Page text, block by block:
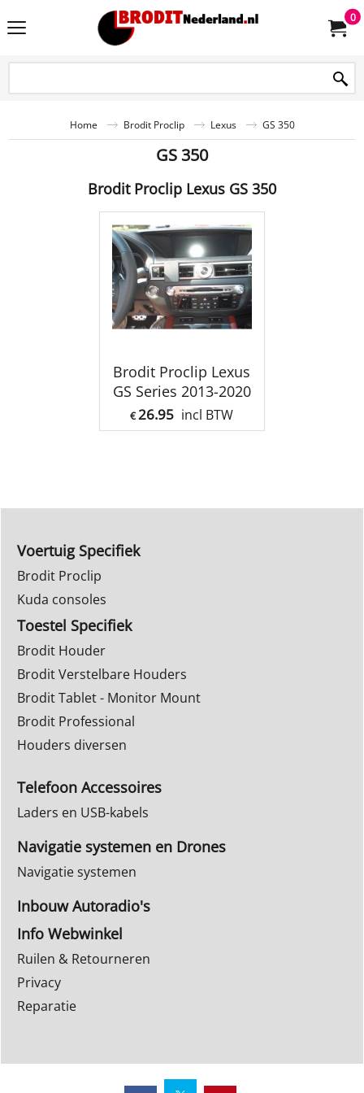
0
Home Brodit Proclip Lexus GS 350
GS 350
Brodit Proclip Lexus GS 350
Brodit Proclip Lexus
GS Series 2013-2020
€ 26.95 incl BTW
Voertuig Specifiek
Brodit Proclip
Kuda consoles
Toestel Specifiek
Brodit Houder
Brodit Verstelbare Houders
Brodit Tablet - Monitor Mount
Brodit Professional
Houders diversen
Telefoon Accessoires
Laders en USB-kabels
Navigatie systemen en Drones
Navigatie systemen
Inbouw Autoradio's
Info Webwinkel
Ruilen & Retourneren
Privacy
Reparatie